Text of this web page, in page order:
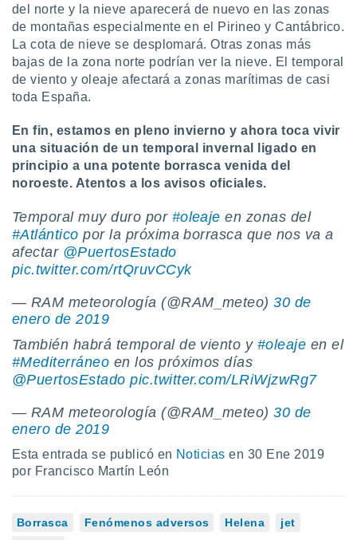
del norte y la nieve aparecerá de nuevo en las zonas
de montañas especialmente en el Pirineo y Cantábrico.
La cota de nieve se desplomará. Otras zonas más
bajas de la zona norte podrían ver la nieve. El temporal
de viento y oleaje afectará a zonas marítimas de casi
toda España.
En fin, estamos en pleno invierno y ahora toca vivir
una situación de un temporal invernal ligado en
principio a una potente borrasca venida del
noroeste. Atentos a los avisos oficiales.
Temporal muy duro por #oleaje en zonas del
#Atlántico por la próxima borrasca que nos va a
afectar @PuertosEstado
pic.twitter.com/rtQruvCCyk
— RAM meteorología (@RAM_meteo)30 de
enero de 2019
También habrá temporal de viento y #oleaje en el
#Mediterráneo en los próximos días
@PuertosEstado pic.twitter.com/LRiWjzwRg7
— RAM meteorología (@RAM_meteo)30 de
enero de 2019
Esta entrada se publicó en Noticias en 30 Ene 2019
por Francisco Martín León
Borrasca Fenómenos adversos Helena
jet